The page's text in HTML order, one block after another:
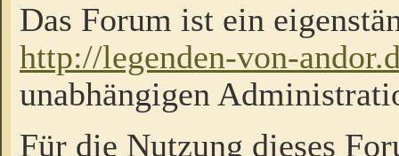
Das Forum ist ein
http://legenden-von-
unabhängigen
Für die Nutzung dieses